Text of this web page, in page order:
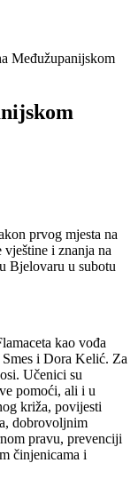
Međužupanijskom
prvog mjesta na
i znanja na
Bjelovaru u subotu
kao vođa
i Dora Kelić. Za
Učenici su
pomoći, ali i u
križa, povijesti
dobrovoljnim
pravu, prevenciji
činjenicama i